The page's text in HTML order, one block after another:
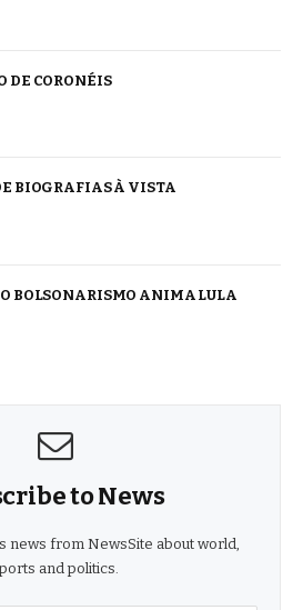
DE CORONÉIS
BIOGRAFIAS À VISTA
BOLSONARISMO ANIMA LULA
to News
news from NewsSite about world,
and politics.